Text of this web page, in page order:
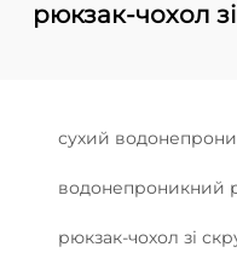
рюкзак-чохол
сухий
водонепроникний
рюкзак-чохол зі